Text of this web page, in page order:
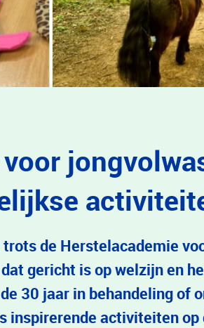
de Herstelacademie
gericht is op welzijn en
30 jaar in behandeling of
inspirerende activiteiten